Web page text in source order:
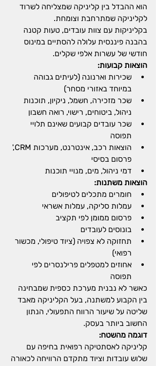
הוא ההבדל בין קליניקה שמצליחה לשרוד
לקליניקה שמתרחבת וצומחת.
בקליניקות עם צוות עובדים, טעות קטנה
בהבנה פיננסית עלולה להסתיים במינוס
חודשי של עשרות אלפי שקלים.
הוצאות קבועות:
שכירות וארנונה (לעיתים גבוהה
במיוחד באזורי מסחר)
שכר מזכירה, חשמל, ניקיון, תוכנות
ניהול, ביטוחים, רישוי, רואה חשבון
שכר עובדים קבועים שאינם תלויי
תפוסה
הוצאות רכב, אינטרנט, מערכות CRM,'
פרסום בסיסי
דמי ניהול, מים, מנויי תוכנות
הוצאות משתנות:
חומרים מתכלים לטיפולים
עמלות סליקה, עמלות אשראי
פרסום ממומן לפי תקציב
בונוסים לעובדים
תחזוקה לא צפויה (ציוד טיפולי, מכשור
רפואי)
אחוזים למטפלים פרילנסרים לפי
תפוסה
כאשר לא נבנית מערכת כספית שמבחינה
בין הקבוע למשתנה, בעל הקליניקה מאבד
שליטה על שיעור הרווח התפעולי, הנתון
החשוב ביותר בעסק.
דוגמה מהשטח:
קליניקה לאסתטיקה רפואית בחיפה עם
שלוש עובדות וציוד מתקדם הרוויחה לכאורה